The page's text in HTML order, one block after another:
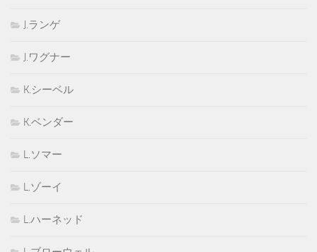
J.ランゲ
J.ワグナー
K.シーベル
K.ベンダー
L.ソマー
L.ゾーイ
L.ハーネッド